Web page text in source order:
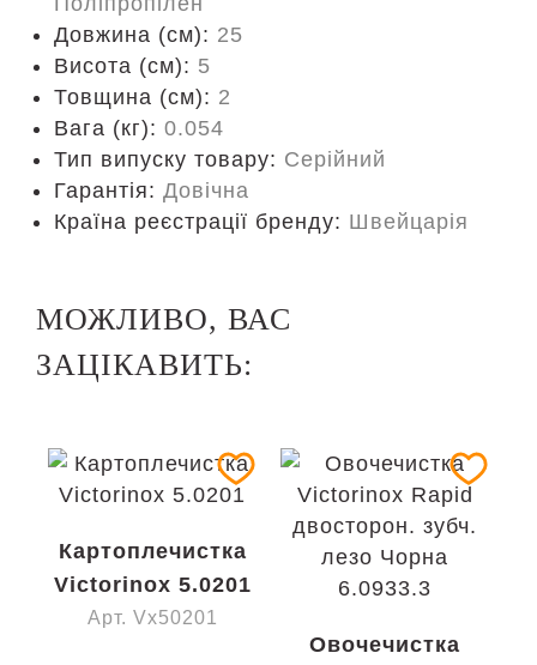
Довжина (cм): 25
Висота (см): 5
Товщина (см): 2
Вага (кг): 0.054
Тип випуску товару: Серійний
Гарантія: Довічна
Країна реєстрації бренду: Швейцарія
МОЖЛИВО, ВАС
ЗАЦІКАВИТЬ:
Картоплечистка
Victorinox 5.0201
Арт. Vx50201
Овочечистка